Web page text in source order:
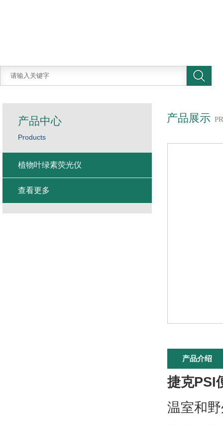
产品展示
产品介绍
捷克PSI
温室和
产品中心
Products
植物叶绿素荧光仪
查看更多